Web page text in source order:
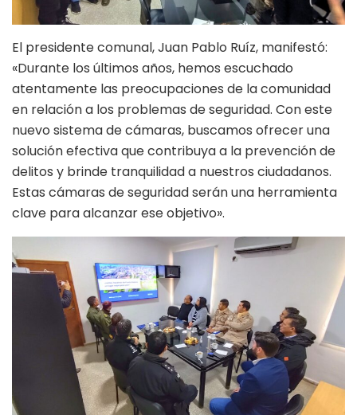
El presidente comunal, Juan Pablo Ruíz, manifestó:
«Durante los últimos años, hemos escuchado
atentamente las preocupaciones de la comunidad
en relación a los problemas de seguridad. Con este
nuevo sistema de cámaras, buscamos ofrecer una
solución efectiva que contribuya a la prevención de
delitos y brinde tranquilidad a nuestros ciudadanos.
Estas cámaras de seguridad serán una herramienta
clave para alcanzar ese objetivo».